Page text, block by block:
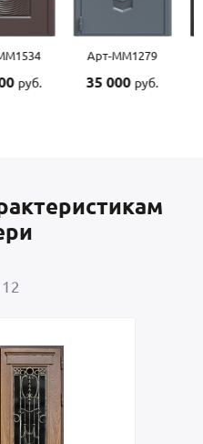
руб.
Арт-ММ1279
35 000 руб.
12